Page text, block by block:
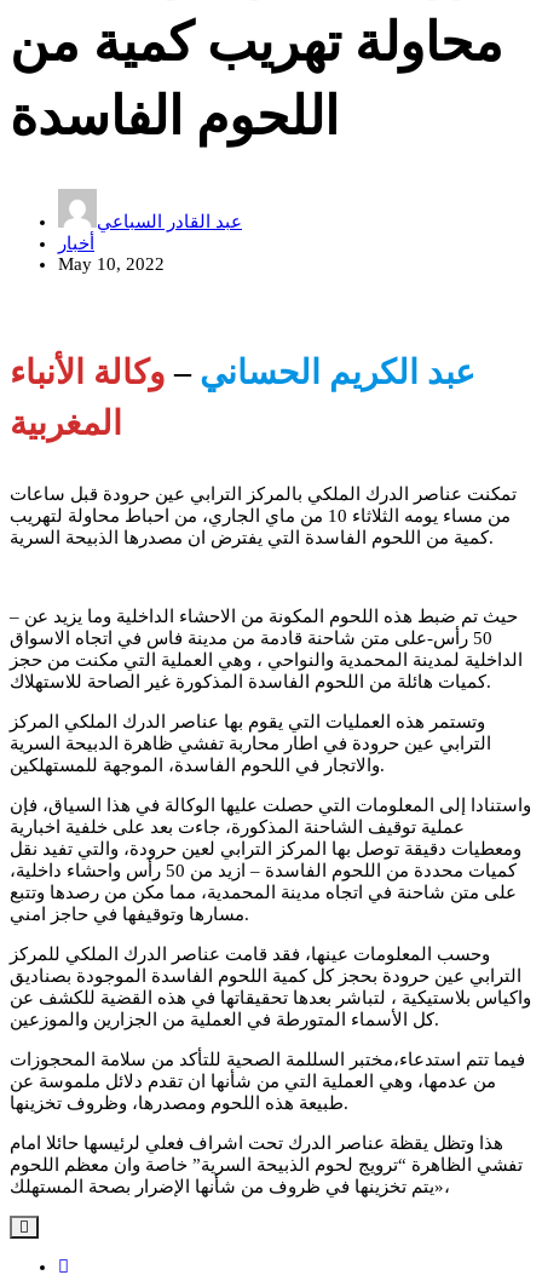
محاولة تهريب كمية من
اللحوم الفاسدة
عبد القادر السباعي
أخبار
May 10, 2022
عبد الكريم الحساني – وكالة الأنباء
المغربية
تمكنت عناصر الدرك الملكي بالمركز الترابي عين حرودة قبل ساعات
من مساء يومه الثلاثاء 10 من ماي الجاري، من احباط محاولة لتهريب
كمية من اللحوم الفاسدة التي يفترض ان مصدرها الذبيحة السرية.
حيث تم ضبط هذه اللحوم المكونة من الاحشاء الداخلية وما يزيد عن –
50 رأس-على متن شاحنة قادمة من مدينة فاس في اتجاه الاسواق
الداخلية لمدينة المحمدية والنواحي ، وهي العملية التي مكنت من حجز
كميات هائلة من اللحوم الفاسدة المذكورة غير الصاحة للاستهلاك.
وتستمر هذه العمليات التي يقوم بها عناصر الدرك الملكي المركز
الترابي عين حرودة في اطار محاربة تفشي ظاهرة الدبيحة السرية
والاتجار في اللحوم الفاسدة، الموجهة للمستهلكين.
واستنادا إلى المعلومات التي حصلت عليها الوكالة في هذا السياق، فإن
عملية توقيف الشاحنة المذكورة، جاءت بعد على خلفية اخبارية
ومعطيات دقيقة توصل بها المركز الترابي لعين حرودة، والتي تفيد نقل
كميات محددة من اللحوم الفاسدة – ازيد من 50 رأس واحشاء داخلية،
على متن شاحنة في اتجاه مدينة المحمدية، مما مكن من رصدها وتتبع
مسارها وتوقيفها في حاجز امني.
وحسب المعلومات عينها، فقد قامت عناصر الدرك الملكي للمركز
الترابي عين حرودة بحجز كل كمية اللحوم الفاسدة الموجودة بصناديق
واكياس بلاستيكية ، لتباشر بعدها تحقيقاتها في هذه القضية للكشف عن
كل الأسماء المتورطة في العملية من الجزارين والموزعين.
فيما تتم استدعاء،مختبر السللمة الصحية للتأكد من سلامة المحجوزات
من عدمها، وهي العملية التي من شأنها ان تقدم دلائل ملموسة عن
طبيعة هذه اللحوم ومصدرها، وظروف تخزينها.
هذا وتظل يقظة عناصر الدرك تحت اشراف فعلي لرئيسها حائلا امام
تفشي الظاهرة “ترويج لحوم الذبيحة السرية” خاصة وان معظم اللحوم
يتم تخزينها في ظروف من شأنها الإضرار بصحة المستهلك»،